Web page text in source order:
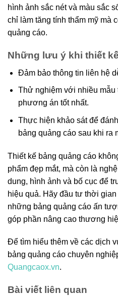
hình ảnh sắc nét và màu sắc
chỉ làm tăng tính thẩm mỹ mà
quảng cáo.
Những lưu ý khi thiết
Đảm bảo thông tin liên hệ
Thử nghiệm với nhiều mẫu
phương án tốt nhất.
Thực hiện khảo sát để
bảng quảng cáo sau khi ra
Thiết kế bảng quảng cáo
phẩm đẹp mắt, mà còn là
dung, hình ảnh và bố cục để
hiệu quả. Hãy đầu tư thời
những bảng quảng cáo ấn
góp phần nâng cao thương
Để tìm hiểu thêm về các dịch
bảng quảng cáo chuyên
Quangcaox.vn.
Bài viết liên quan